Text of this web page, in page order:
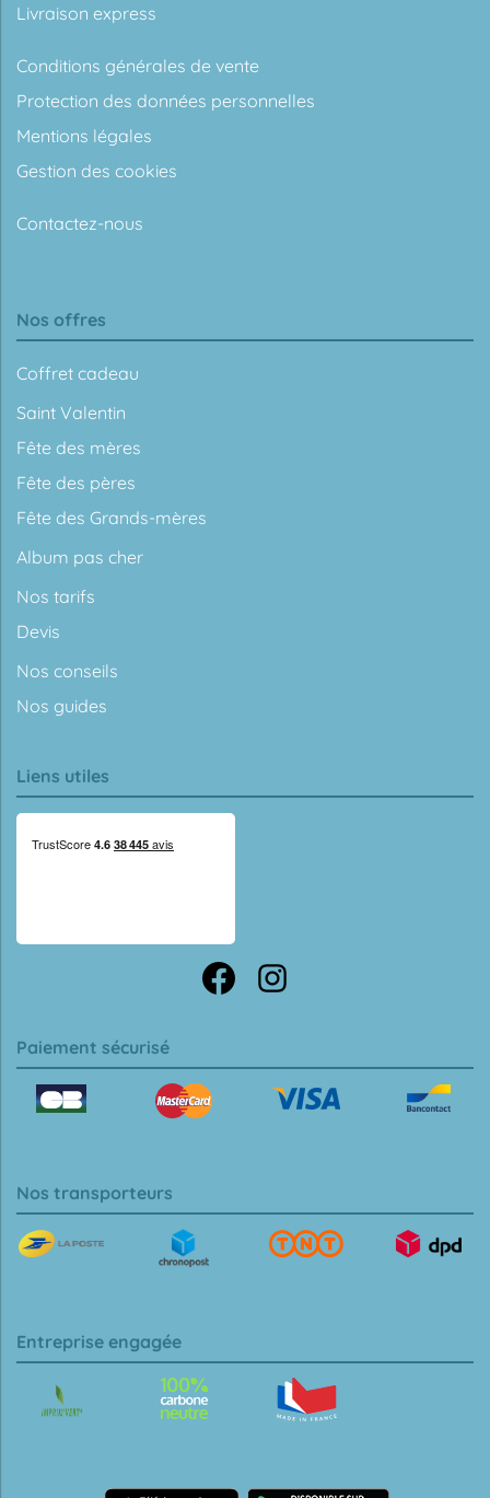
Livraison express
Conditions générales de vente
Protection des données personnelles
Mentions légales
Gestion des cookies
Contactez-nous
Nos offres
Coffret cadeau
Saint Valentin
Fête des mères
Fête des pères
Fête des Grands-mères
Album pas cher
Nos tarifs
Devis
Nos conseils
Nos guides
Liens utiles
Paiement sécurisé
Nos transporteurs
Entreprise engagée